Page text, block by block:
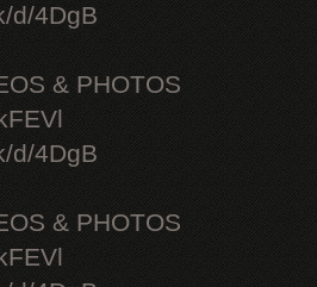
d/4DgB
& PHOTOS
d/4DgB
& PHOTOS